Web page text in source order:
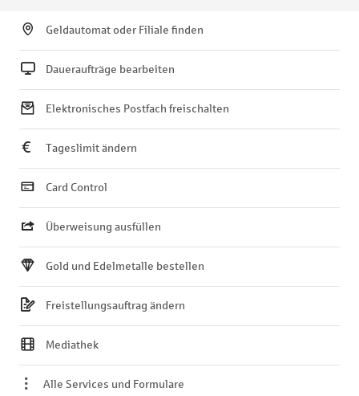
Geldautomat oder Filiale finden
Daueraufträge bearbeiten
Elektronisches Postfach freischalten
Tageslimit ändern
Card Control
Überweisung ausfüllen
Gold und Edelmetalle bestellen
Freistellungsauftrag ändern
Mediathek
Alle Services und Formulare